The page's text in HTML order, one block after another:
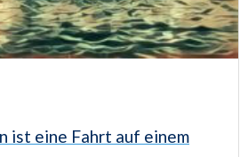
ist eine Fahrt auf einem